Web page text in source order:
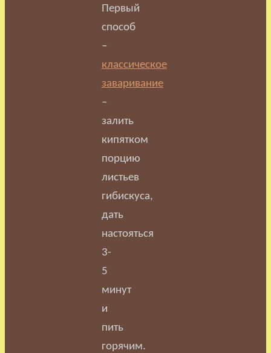
Первый
способ
–
классическое
заваривание
–
залить
кипятком
порцию
листьев
гибискуса,
дать
настояться
3-
5
минут
и
пить
горячим.